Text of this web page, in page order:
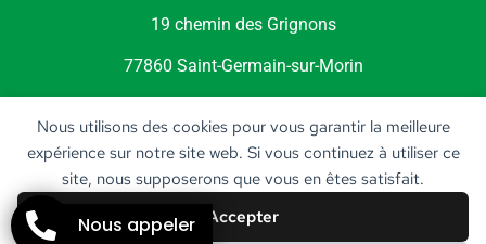
Nous utilisons des cookies pour vous garantir la meilleure
expérience sur notre site web. Si vous continuez à utiliser ce
site, nous supposerons que vous en êtes satisfait.
Accepter
19 chemin des Grignons
77860 Saint-Germain-sur-Morin
CréationSTARBOOST
Nous appeler